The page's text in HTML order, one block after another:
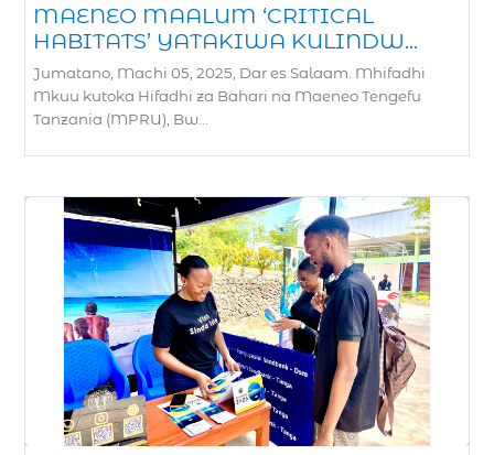
MAENEO MAALUM ‘CRITICAL
HABITATS’ YATAKIWA KULINDW...
Jumatano, Machi 05, 2025, Dar es Salaam. Mhifadhi
Mkuu kutoka Hifadhi za Bahari na Maeneo Tengefu
Tanzania (MPRU), Bw...